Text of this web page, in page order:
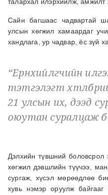
Сайн багшаас чадвартай
улсын хөгжил хамаардаг
хандлага, ур чадвар, ёс зүй
“Ерөнхийлөгчийн
тэтгэлэгт
21 улсын их, дээд
оюутан суралцаж
Дэлхийн түвшний боловсрол
хөгжил дэвшлийн түүчээ,
сургаж, хүсэл мөрөөдлөө
хувь нэмэр оруулж байгааг